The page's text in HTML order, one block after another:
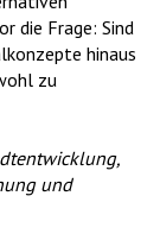
die Frage: Sind
hinaus
zu
und